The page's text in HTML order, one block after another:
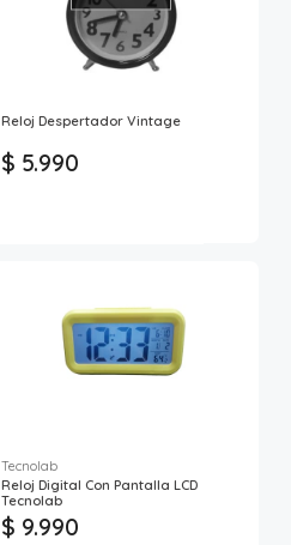
Reloj Despertador Vintage
$ 5.990
Tecnolab
Reloj Digital Con Pantalla LCD
Tecnolab
$ 9.990